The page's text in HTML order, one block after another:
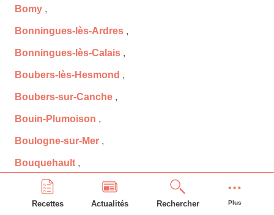
Recettes Actualités Rechercher Plus
Bomy ,
Bonningues-lès-Ardres ,
Bonningues-lès-Calais ,
Boubers-lès-Hesmond ,
Boubers-sur-Canche ,
Bouin-Plumoison ,
Boulogne-sur-Mer ,
Bouquehault ,
Bourecq
Bouret-sur-Canche,